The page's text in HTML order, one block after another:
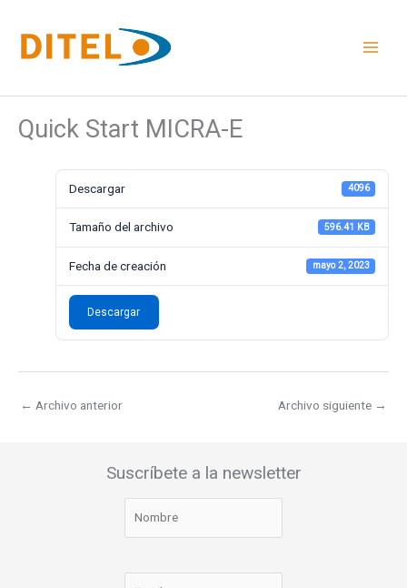
contenido
Quick Start MICRA-E
Descargar 4096
Tamaño del archivo 596.41 KB
Fecha de creación mayo 2, 2023
Descargar
← Archivo anterior Archivo siguiente →
Suscríbete a la newsletter